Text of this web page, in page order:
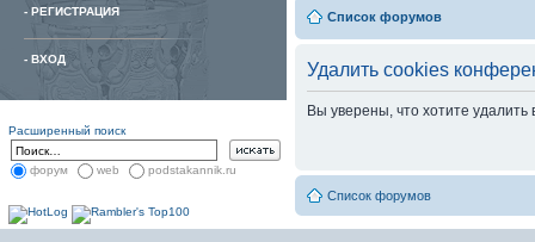
- РЕГИСТРАЦИЯ
- ВХОД
Расширенный поиск
форум web podstakannik.ru
Список форумов
Удалить cookies
Вы уверены, что хотите
Список форумов